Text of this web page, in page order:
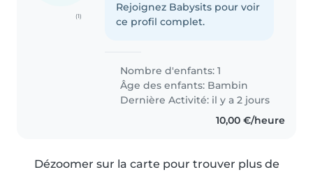
(1)
Rejoignez Babysits pour voir
ce profil complet.
Nombre d'enfants: 1
Âge des enfants: Bambin
Dernière Activité: il y a 2 jours
10,00 €/heure
Dézoomer sur la carte pour trouver plus de